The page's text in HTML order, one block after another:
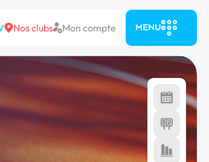
Nos clubs Mon compte MENU